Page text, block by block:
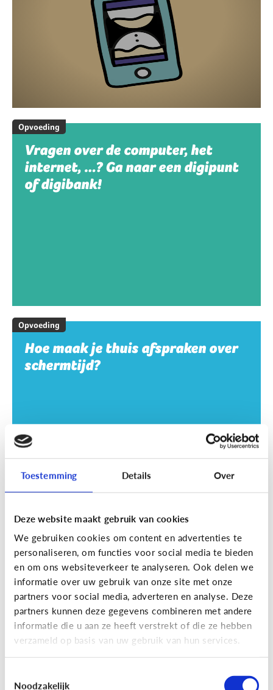
Toestemming Details Over
Deze website maakt gebruik van cookies
We gebruiken cookies om content en advertenties te
personaliseren, om functies voor social media te bieden
en om ons websiteverkeer te analyseren. Ook delen we
informatie over uw gebruik van onze site met onze
partners voor social media, adverteren en analyse. Deze
partners kunnen deze gegevens combineren met andere
informatie die u aan ze heeft verstrekt of die ze hebben
verzameld op basis van uw gebruik van hun services.
Noodzakelijk
Opvoeding
Vragen over de computer, het
internet, …? Ga naar een digipunt
of digibank!
Opvoeding
Hoe maak je thuis afspraken over
schermtijd?
Opvoeding
Vanaf welke leeftijd mag mijn kind
naar een scherm kijken?